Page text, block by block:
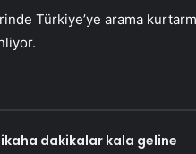
Türkiye’ye arama
dakikalar kala geline